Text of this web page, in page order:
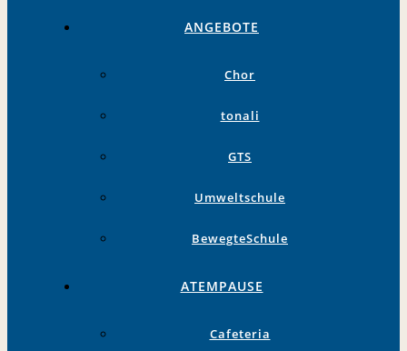
ANGEBOTE
Chor
tonali
GTS
Umweltschule
BewegteSchule
ATEMPAUSE
Cafeteria